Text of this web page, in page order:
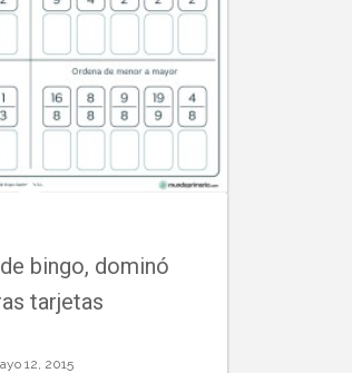
bingo, dominó
tarjetas
12, 2015